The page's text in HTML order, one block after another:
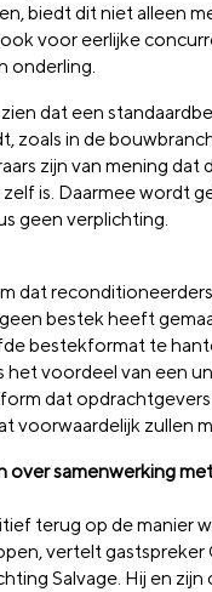
biedt dit niet alleen
voor eerlijke
onderling.
dat een
zoals in de
zijn van mening dat
is. Daarmee wordt
geen verplichting.
dat
bestek heeft
bestekformat te
het voordeel van een
dat
voorwaardelijk zullen
over samenwerking
terug op de manier
vertelt gastspreker
Salvage. Hij en zijn